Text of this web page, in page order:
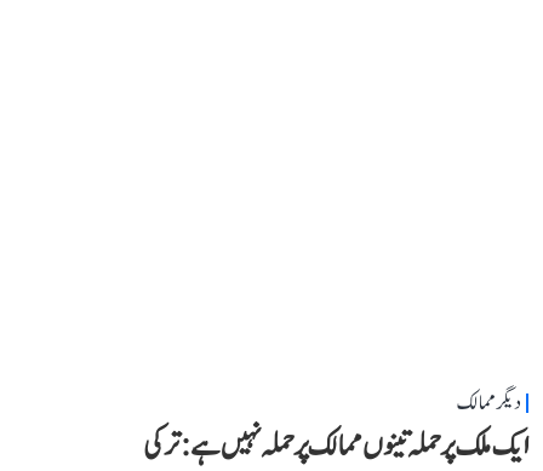
دیگر ممالک
ایک ملک پر حملہ تینوں ممالک پر حملہ نہیں ہے: ترکی